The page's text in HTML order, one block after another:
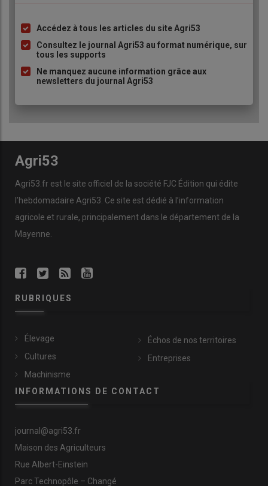
Liste
à
puce
Accédez à tous les articles du site Agri53
Consultez le journal Agri53 au format numérique, sur
tous les supports
Ne manquez aucune information grâce aux
newsletters du journal Agri53
Agri53
Agri53.fr est le site officiel de la société FJC Édition qui édite
l’hebdomadaire Agri53. Ce site est dédié à l’information
agricole et rurale, principalement dans le département de la
Mayenne.
RUBRIQUES
Élevage
Cultures
Machinisme
Échos de nos territoires
Entreprises
INFORMATIONS DE CONTACT
journal@agri53.fr
Maison des Agriculteurs
Rue Albert-Einstein
Parc Technopôle – Changé